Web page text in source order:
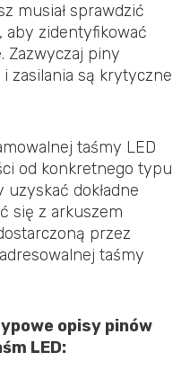
musiał sprawdzić
aby zidentyfikować
Zazwyczaj piny
zasilania są krytyczne
taśmy LED
od konkretnego typu
dokładne
się z arkuszem
przez
taśmy
opisy pinów
LED: